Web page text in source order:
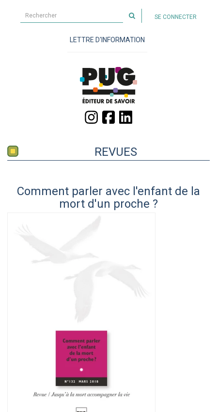
sur
site
SE CONNECTER
LETTRE D'INFORMATION
REVUES
Comment parler avec l'enfant de la
mort d'un proche ?